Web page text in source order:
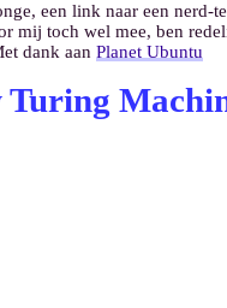
een link naar een nerd-
mij toch wel mee, ben
dank aan Planet Ubuntu